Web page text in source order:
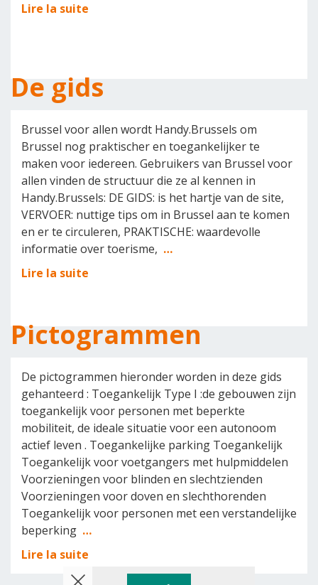
Lire la suite
De gids
Brussel voor allen wordt Handy.Brussels om
Brussel nog praktischer en toegankelijker te
maken voor iedereen. Gebruikers van Brussel voor
allen vinden de structuur die ze al kennen in
Handy.Brussels: DE GIDS: is het hartje van de site,
VERVOER: nuttige tips om in Brussel aan te komen
en er te circuleren, PRAKTISCHE: waardevolle
informatie over toerisme, …
Lire la suite
Pictogrammen
De pictogrammen hieronder worden in deze gids
gehanteerd : Toegankelijk Type I :de gebouwen zijn
toegankelijk voor personen met beperkte
mobiliteit, de ideale situatie voor een autonoom
actief leven . Toegankelijke parking Toegankelijk
Toegankelijk voor voetgangers met hulpmiddelen
Voorzieningen voor blinden en slechtzienden
Voorzieningen voor doven en slechthorenden
Toegankelijk voor personen met een verstandelijke
beperking …
Lire la suite